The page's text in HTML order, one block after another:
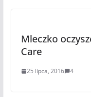
Mleczko
Care
25 lipca, 2016 4